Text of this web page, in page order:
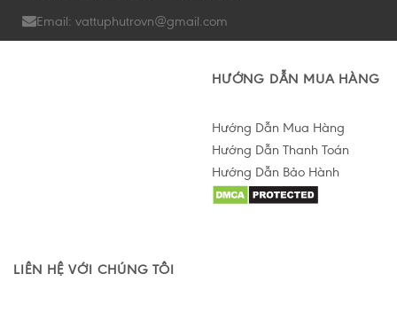
Email: vattuphutrovn@gmail.com
HƯỚNG DẪN MUA HÀNG
Hướng Dẫn Mua Hàng
Hướng Dẫn Thanh Toán
Hướng Dẫn Bảo Hành
LIÊN HỆ VỚI CHÚNG TÔI